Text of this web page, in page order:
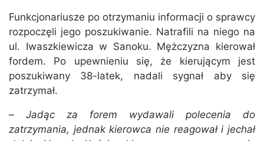
Funkcjonariusze po otrzymaniu informacji o sprawcy
rozpoczęli jego poszukiwanie. Natrafili na niego na
ul. Iwaszkiewicza w Sanoku. Mężczyzna kierował
fordem. Po upewnieniu się, że kierującym jest
poszukiwany 38-latek, nadali sygnał aby się
zatrzymał.
– Jadąc za forem wydawali polecenia do
zatrzymania, jednak kierowca nie reagował i jechał